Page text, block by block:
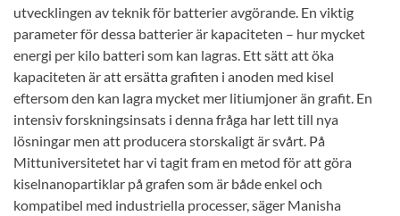
utvecklingen av teknik för batterier avgörande. En viktig
parameter för dessa batterier är kapaciteten – hur mycket
energi per kilo batteri som kan lagras. Ett sätt att öka
kapaciteten är att ersätta grafiten i anoden med kisel
eftersom den kan lagra mycket mer litiumjoner än grafit. En
intensiv forskningsinsats i denna fråga har lett till nya
lösningar men att producera storskaligt är svårt. På
Mittuniversitetet har vi tagit fram en metod för att göra
kiselnanopartiklar på grafen som är både enkel och
kompatibel med industriella processer, säger Manisha